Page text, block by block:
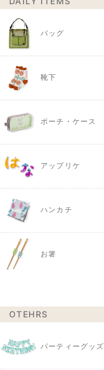
バッグ
靴下
ポーチ・ケース
アップリケ
ハンカチ
お箸
OTEHRS
パーティーグッズ